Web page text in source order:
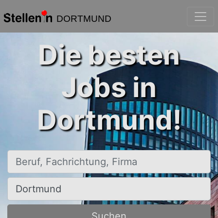
DORTMUND
Die besten
Jobs in
Dortmund!
Beruf, Fachrichtung, Firma
Ort, Stadt